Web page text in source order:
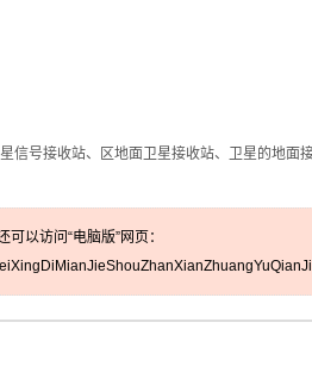
信号接收站、区地面卫星接收站、卫星的地面
以访问“电脑版”网页：